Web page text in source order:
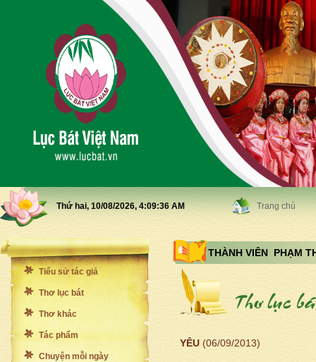
Thứ hai, 10/08/2026, 4:09:38 AM Trang chủ
Tiểu sử tác giả
Thơ lục bát
Thơ khác
Tác phẩm
Chuyện mỗi ngày
THÀNH VIÊN PHẠM
YÊU (06/09/2013)